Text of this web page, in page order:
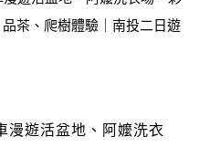
漫遊活盆地、阿嬤洗衣